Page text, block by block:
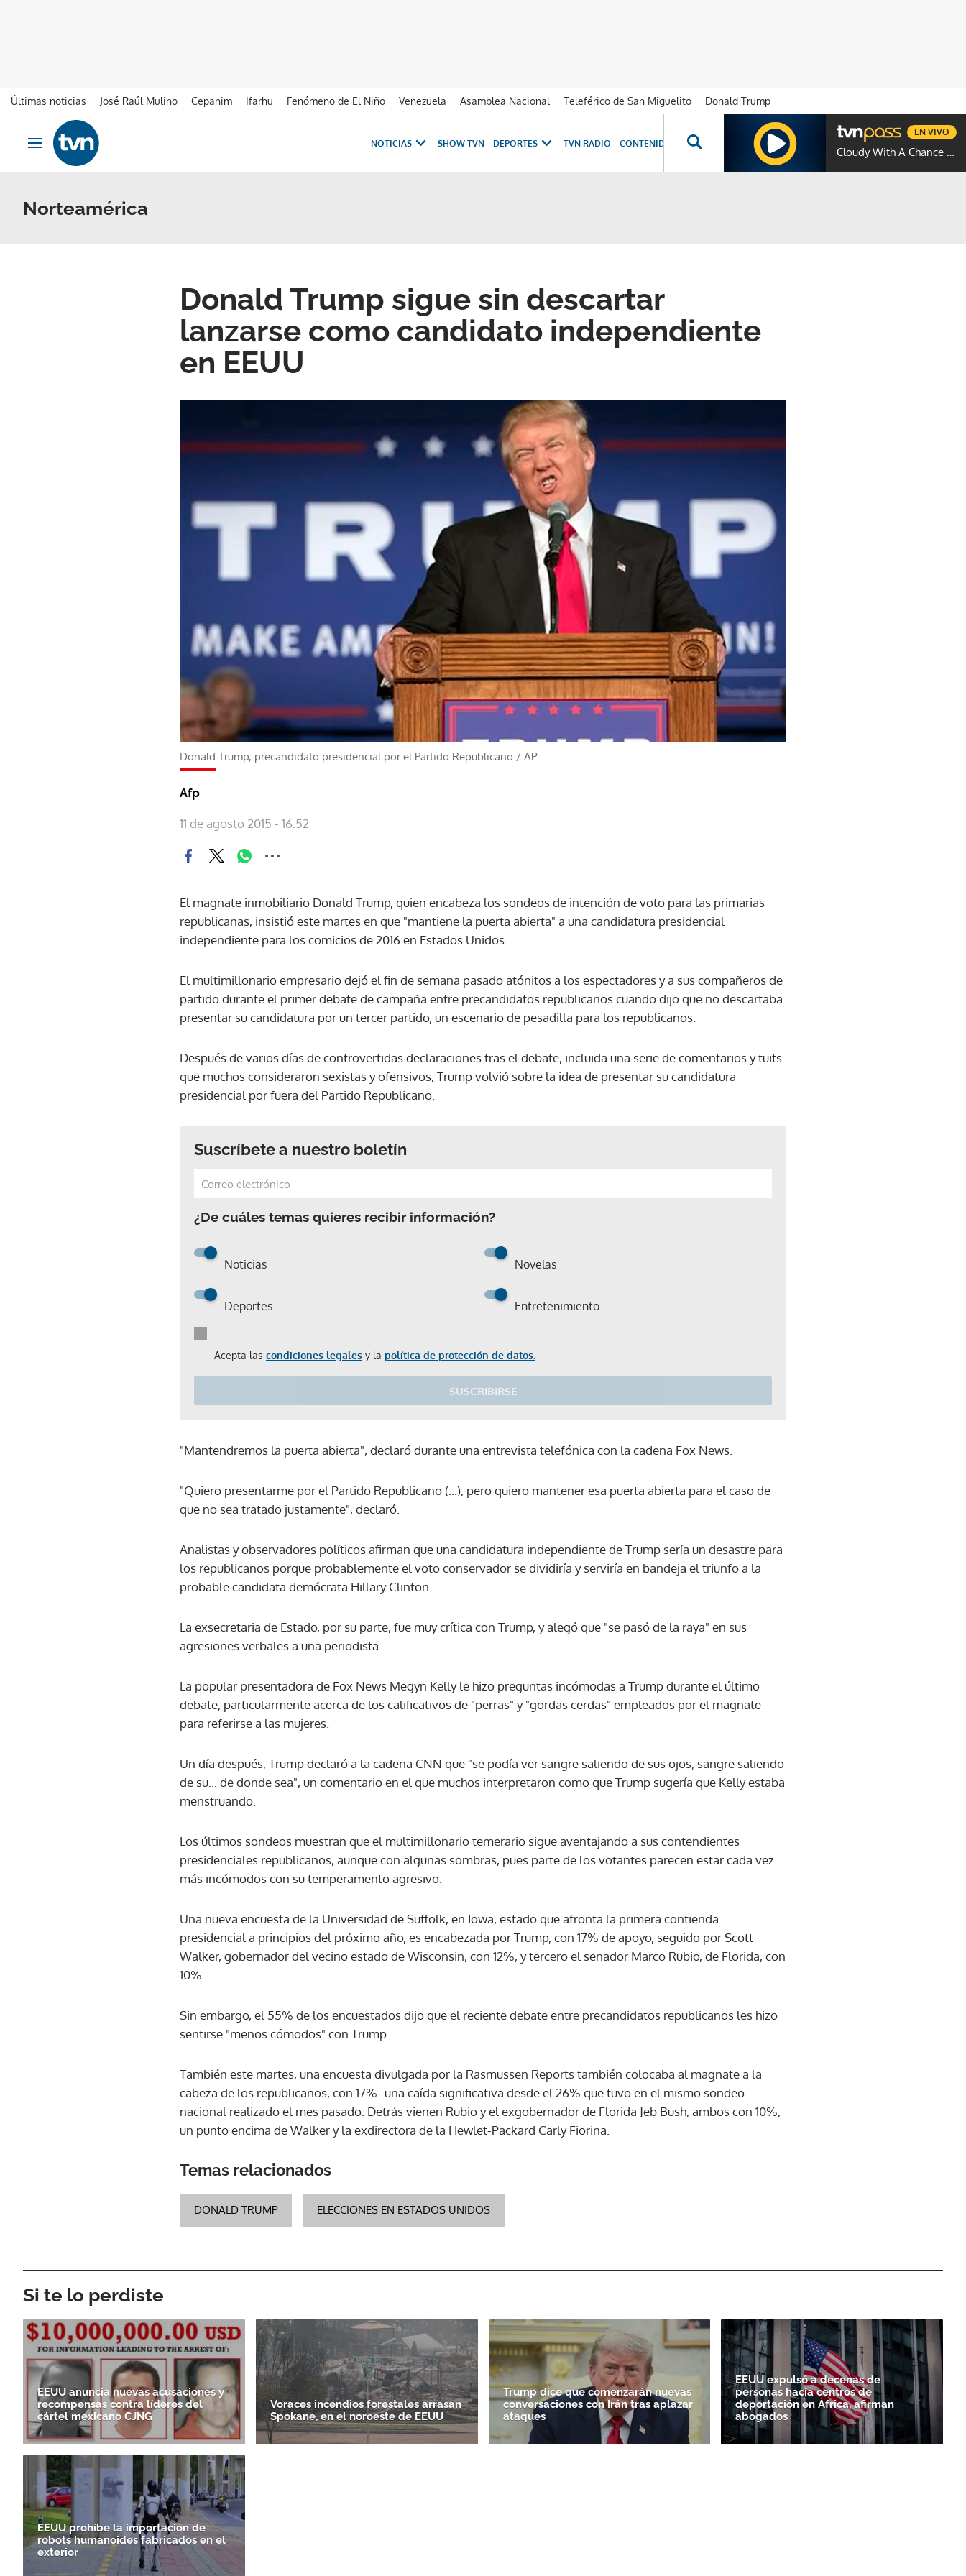
Últimas noticias José Raúl Mulino Cepanim Ifarhu Fenómeno de El Niño Venezuela Asamblea Nacional Teleférico de San Miguelito
Donald Trump
Ir al contenido
Obrir navegació
NOTICIAS SHOW TVN DEPORTES TVN RADIO CONTENIDOS ESPECIALES NOVELAS GENTE TVN
Cloudy With A Chance Of Meatballs
EN VIVO
Norteamérica
Donald Trump sigue sin descartar
lanzarse como candidato independiente
en EEUU
Donald Trump, precandidato presidencial por el Partido Republicano / AP
Afp
11 de agosto 2015 - 16:52
El magnate inmobiliario Donald Trump, quien encabeza los sondeos de intención de voto para las primarias
republicanas, insistió este martes en que "mantiene la puerta abierta" a una candidatura presidencial
independiente para los comicios de 2016 en Estados Unidos.
El multimillonario empresario dejó el fin de semana pasado atónitos a los espectadores y a sus compañeros de
partido durante el primer debate de campaña entre precandidatos republicanos cuando dijo que no descartaba
presentar su candidatura por un tercer partido, un escenario de pesadilla para los republicanos.
Después de varios días de controvertidas declaraciones tras el debate, incluida una serie de comentarios y tuits
que muchos consideraron sexistas y ofensivos, Trump volvió sobre la idea de presentar su candidatura
presidencial por fuera del Partido Republicano.
Suscríbete a nuestro boletín
¿De cuáles temas quieres recibir información?
Noticias Novelas
Deportes Entretenimiento
Acepta las condiciones legales y la política de protección de datos.
SUSCRIBIRSE
"Mantendremos la puerta abierta", declaró durante una entrevista telefónica con la cadena Fox News.
"Quiero presentarme por el Partido Republicano (...), pero quiero mantener esa puerta abierta para el caso de
que no sea tratado justamente", declaró.
Analistas y observadores políticos afirman que una candidatura independiente de Trump sería un desastre para
los republicanos porque probablemente el voto conservador se dividiría y serviría en bandeja el triunfo a la
probable candidata demócrata Hillary Clinton.
La exsecretaria de Estado, por su parte, fue muy crítica con Trump, y alegó que "se pasó de la raya" en sus
agresiones verbales a una periodista.
La popular presentadora de Fox News Megyn Kelly le hizo preguntas incómodas a Trump durante el último
debate, particularmente acerca de los calificativos de "perras" y "gordas cerdas" empleados por el magnate
para referirse a las mujeres.
Un día después, Trump declaró a la cadena CNN que "se podía ver sangre saliendo de sus ojos, sangre saliendo
de su... de donde sea", un comentario en el que muchos interpretaron como que Trump sugería que Kelly estaba
menstruando.
Los últimos sondeos muestran que el multimillonario temerario sigue aventajando a sus contendientes
presidenciales republicanos, aunque con algunas sombras, pues parte de los votantes parecen estar cada vez
más incómodos con su temperamento agresivo.
Una nueva encuesta de la Universidad de Suffolk, en Iowa, estado que afronta la primera contienda
presidencial a principios del próximo año, es encabezada por Trump, con 17% de apoyo, seguido por Scott
Walker, gobernador del vecino estado de Wisconsin, con 12%, y tercero el senador Marco Rubio, de Florida, con
10%.
Sin embargo, el 55% de los encuestados dijo que el reciente debate entre precandidatos republicanos les hizo
sentirse "menos cómodos" con Trump.
También este martes, una encuesta divulgada por la Rasmussen Reports también colocaba al magnate a la
cabeza de los republicanos, con 17% -una caída significativa desde el 26% que tuvo en el mismo sondeo
nacional realizado el mes pasado. Detrás vienen Rubio y el exgobernador de Florida Jeb Bush, ambos con 10%,
un punto encima de Walker y la exdirectora de la Hewlet-Packard Carly Fiorina.
Temas relacionados
DONALD TRUMP ELECCIONES EN ESTADOS UNIDOS
Si te lo perdiste
EEUU anuncia nuevas acusaciones y
recompensas contra líderes del
cártel mexicano CJNG
Voraces incendios forestales arrasan
Spokane, en el noroeste de EEUU
Trump dice que comenzarán nuevas
conversaciones con Irán tras aplazar
ataques
EEUU expulsó a decenas de
personas hacia centros de
deportación en África, afirman
abogados
EEUU prohíbe la importación de
robots humanoides fabricados en el
exterior